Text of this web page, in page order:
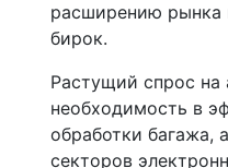
расширению рынка
бирок.
Растущий спрос на
необходимость в
обработки багажа,
секторов